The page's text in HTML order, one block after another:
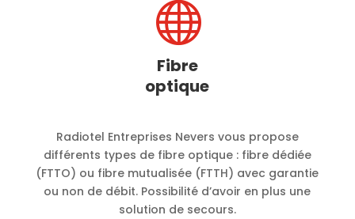

Fibre
optique
Radiotel Entreprises Nevers vous propose
différents types de fibre optique : fibre dédiée
(FTTO) ou fibre mutualisée (FTTH) avec garantie
ou non de débit. Possibilité d’avoir en plus une
solution de secours.